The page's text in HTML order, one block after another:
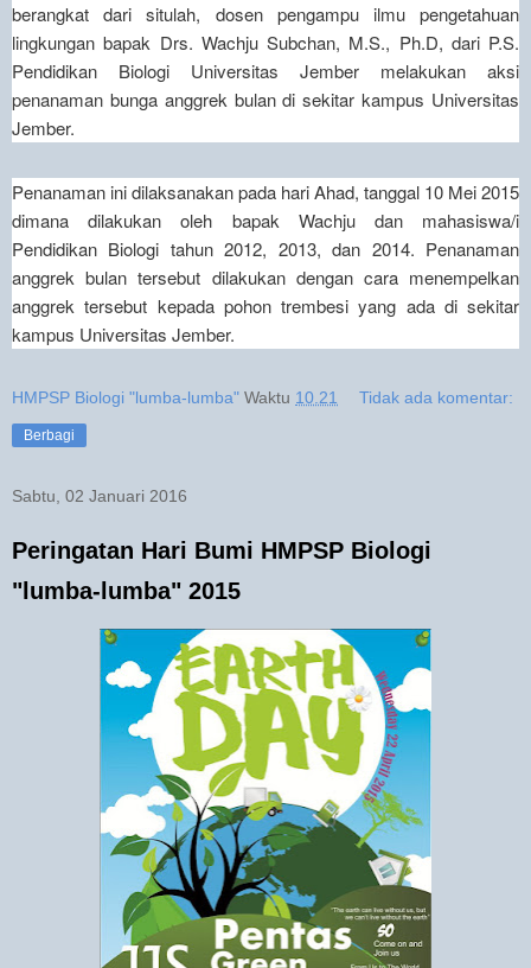
berangkat dari situlah, dosen pengampu ilmu pengetahuan
lingkungan bapak Drs. Wachju Subchan, M.S., Ph.D, dari P.S.
Pendidikan Biologi Universitas Jember melakukan aksi
penanaman bunga anggrek bulan di sekitar kampus Universitas
Jember.
Penanaman ini dilaksanakan pada hari Ahad, tanggal 10 Mei 2015
dimana dilakukan oleh bapak Wachju dan mahasiswa/i
Pendidikan Biologi tahun 2012, 2013, dan 2014. Penanaman
anggrek bulan tersebut dilakukan dengan cara menempelkan
anggrek tersebut kepada pohon trembesi yang ada di sekitar
kampus Universitas Jember.
HMPSP Biologi "lumba-lumba" Waktu 10.21 Tidak ada komentar:
Berbagi
Sabtu, 02 Januari 2016
Peringatan Hari Bumi HMPSP Biologi
"lumba-lumba" 2015